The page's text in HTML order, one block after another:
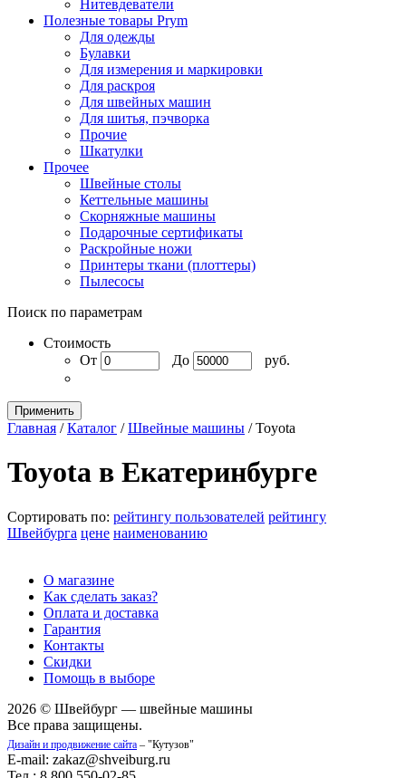
Нитевдеватели
Полезные товары Prym
Для одежды
Булавки
Для измерения и маркировки
Для раскроя
Для швейных машин
Для шитья, пэчворка
Прочие
Шкатулки
Прочее
Швейные столы
Кеттельные машины
Скорняжные машины
Подарочные сертификаты
Раскройные ножи
Принтеры ткани (плоттеры)
Пылесосы
Поиск по параметрам
Стоимость
От
До руб.
Применить
Главная /Каталог /Швейные машины /Toyota
Toyota в Екатеринбурге
Сортировать по: рейтингу пользователей рейтингу
Швейбурга цене наименованию
О магазине
Как сделать заказ?
Оплата и доставка
Гарантия
Контакты
Скидки
Помощь в выборе
2026 © Швейбург — швейные машины
Все права защищены.
Дизайн и продвижение сайта – "Кутузов"
E-mail: zakaz@shveiburg.ru